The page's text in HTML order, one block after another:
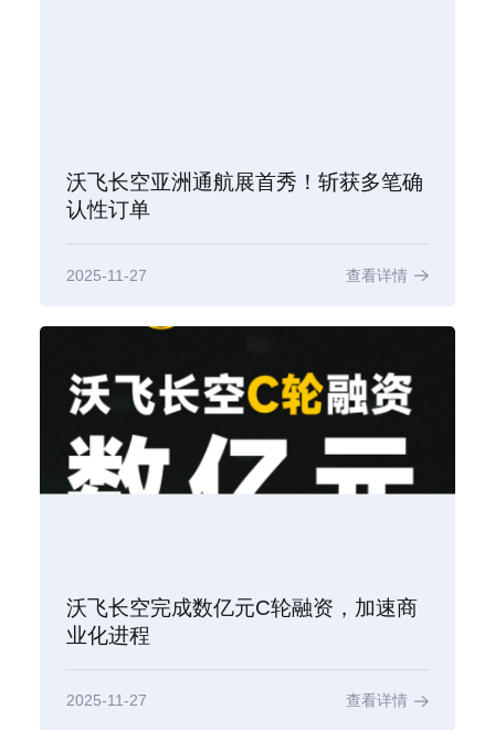
沃飞长空亚洲通航展首秀！斩获多笔确
认性订单
2025-11-27 查看详情
沃飞长空完成数亿元C轮融资，加速商
业化进程
2025-11-27 查看详情